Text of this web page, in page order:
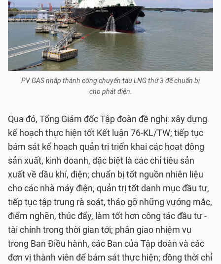
PV GAS nhập thành công chuyến tàu LNG thứ 3 để chuẩn bị
cho phát điện.
Qua đó, Tổng Giám đốc Tập đoàn đề nghị: xây dựng
kế hoạch thực hiện tốt Kết luận 76-KL/TW; tiếp tục
bám sát kế hoạch quản trị triển khai các hoạt động
sản xuất, kinh doanh, đặc biệt là các chỉ tiêu sản
xuất về dầu khí, điện; chuẩn bị tốt nguồn nhiên liệu
cho các nhà máy điện; quản trị tốt danh mục đầu tư,
tiếp tục tập trung rà soát, tháo gỡ những vướng mắc,
điểm nghẽn, thúc đẩy, làm tốt hơn công tác đầu tư -
tài chính trong thời gian tới; phân giao nhiệm vụ
trong Ban Điều hành, các Ban của Tập đoàn và các
đơn vị thành viên để bám sát thực hiện; đồng thời chỉ